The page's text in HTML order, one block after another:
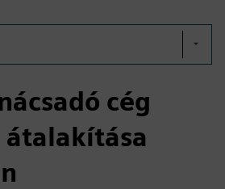
cég
átalakítása